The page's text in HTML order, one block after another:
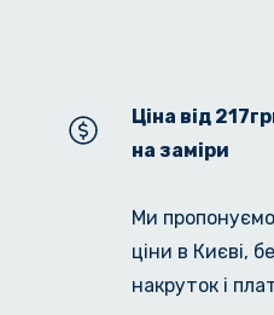
Ціна від
на заміри
Ми
ціни в Києві,
накруток і